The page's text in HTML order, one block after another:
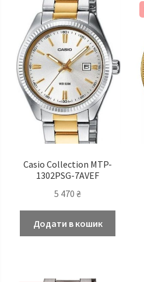
Casio Сollection MTP-
1302PSG-7AVEF
5 470₴
Додати в кошик